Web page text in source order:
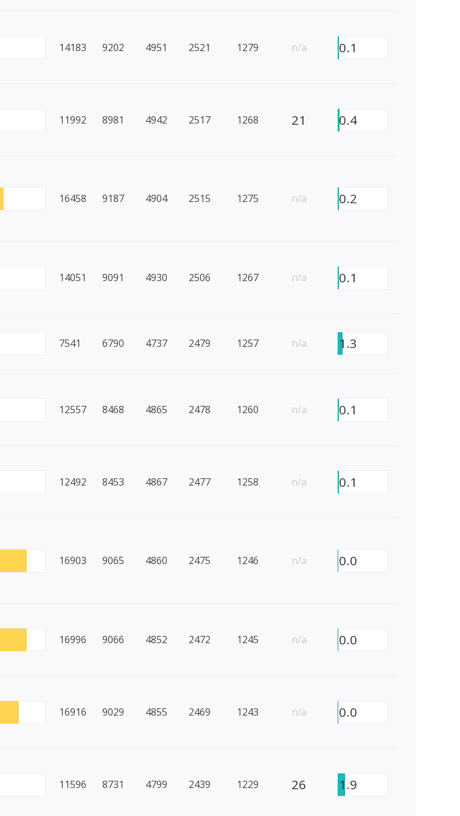
14183 9202 4951 2521 1279 n/a 0.1
11992 8981 4942 2517 1268 21 0.4
16458 9187 4904 2515 1275 n/a 0.2
14051 9091 4930 2506 1267 n/a 0.1
7541 6790 4737 2479 1257 n/a 1.3
12557 8468 4865 2478 1260 n/a 0.1
12492 8453 4867 2477 1258 n/a 0.1
16903 9065 4860 2475 1246 n/a 0.0
16996 9066 4852 2472 1245 n/a 0.0
16916 9029 4855 2469 1243 n/a 0.0
11596 8731 4799 2439 1229 26 1.9